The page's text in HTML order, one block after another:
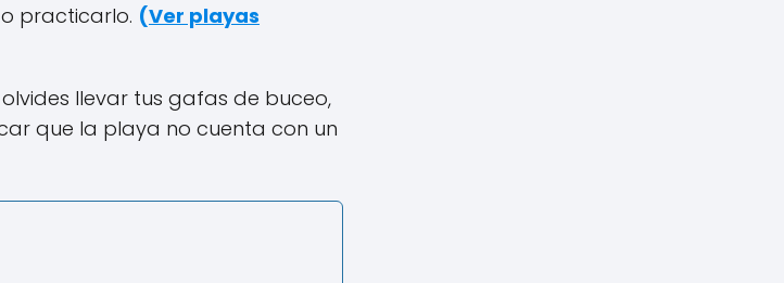
practicarlo. (Ver playas
llevar tus gafas de buceo,
que la playa no cuenta con un